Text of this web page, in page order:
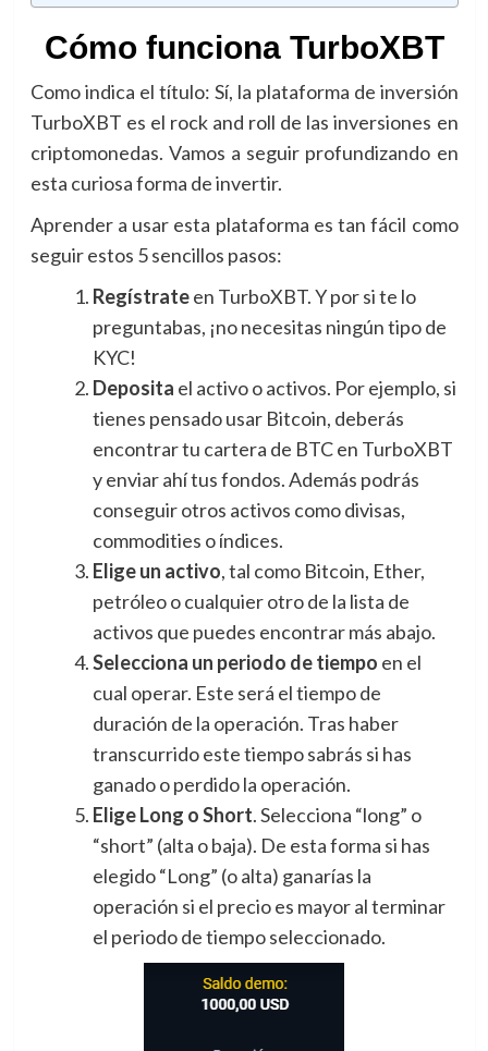
Cómo funciona TurboXBT
Como indica el título: Sí, la plataforma de inversión
TurboXBT es el rock and roll de las inversiones en
criptomonedas. Vamos a seguir profundizando en
esta curiosa forma de invertir.
Aprender a usar esta plataforma es tan fácil como
seguir estos 5 sencillos pasos:
Regístrateen TurboXBT. Y por si te lo
preguntabas, ¡no necesitas ningún tipo de
KYC!
Deposita el activo o activos. Por ejemplo, si
tienes pensado usar Bitcoin, deberás
encontrar tu cartera de BTC en TurboXBT
y enviar ahí tus fondos. Además podrás
conseguir otros activos como divisas,
commodities o índices.
Elige un activo, tal como Bitcoin, Ether,
petróleo o cualquier otro de la lista de
activos que puedes encontrar más abajo.
Selecciona un periodo de tiempo en el
cual operar. Este será el tiempo de
duración de la operación. Tras haber
transcurrido este tiempo sabrás si has
ganado o perdido la operación.
Elige Long o Short. Selecciona “long” o
“short” (alta o baja). De esta forma si has
elegido “Long” (o alta) ganarías la
operación si el precio es mayor al terminar
el periodo de tiempo seleccionado.